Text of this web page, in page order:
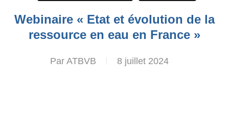
Webinaire « Etat et évolution de la
ressource en eau en France »
Par ATBVB 8 juillet 2024